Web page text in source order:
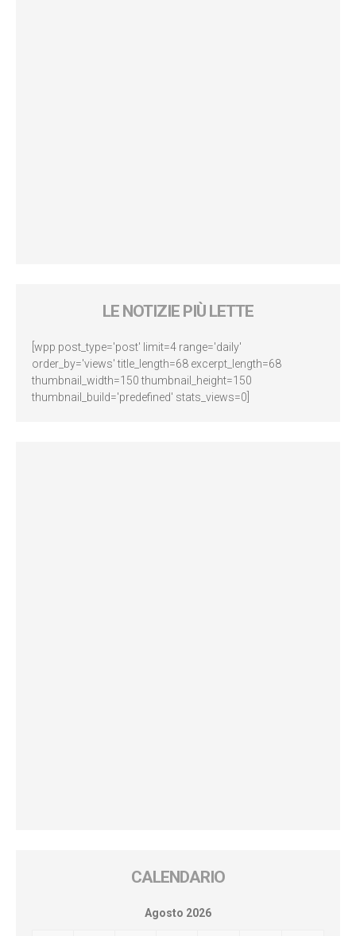
LE NOTIZIE PIÙ LETTE
[wpp post_type='post' limit=4 range='daily'
order_by='views' title_length=68 excerpt_length=68
thumbnail_width=150 thumbnail_height=150
thumbnail_build='predefined' stats_views=0]
CALENDARIO
Agosto 2026